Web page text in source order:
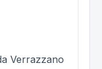
Verrazzano